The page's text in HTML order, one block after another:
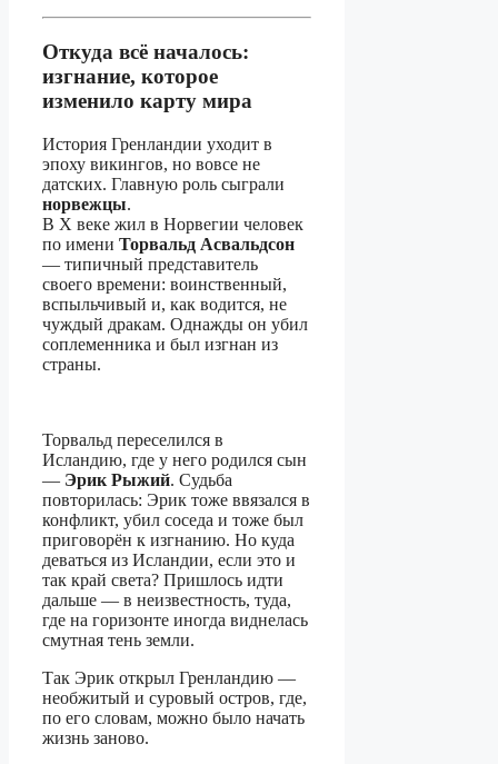
Откуда всё началось:
изгнание, которое
изменило карту мира
История Гренландии уходит в
эпоху викингов, но вовсе не
датских. Главную роль сыграли
норвежцы.
В X веке жил в Норвегии человек
по имени Торвальд Асвальдсон
— типичный представитель
своего времени: воинственный,
вспыльчивый и, как водится, не
чуждый дракам. Однажды он убил
соплеменника и был изгнан из
страны.
Торвальд переселился в
Исландию, где у него родился сын
— Эрик Рыжий. Судьба
повторилась: Эрик тоже ввязался в
конфликт, убил соседа и тоже был
приговорён к изгнанию. Но куда
деваться из Исландии, если это и
так край света? Пришлось идти
дальше — в неизвестность, туда,
где на горизонте иногда виднелась
смутная тень земли.
Так Эрик открыл Гренландию —
необжитый и суровый остров, где,
по его словам, можно было начать
жизнь заново.